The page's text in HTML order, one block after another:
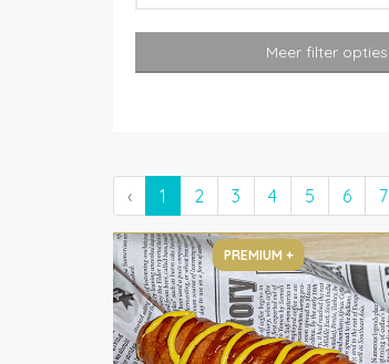
Meer filter opties
‹ 1 2 3 4 5 6 7
PREMIUM +